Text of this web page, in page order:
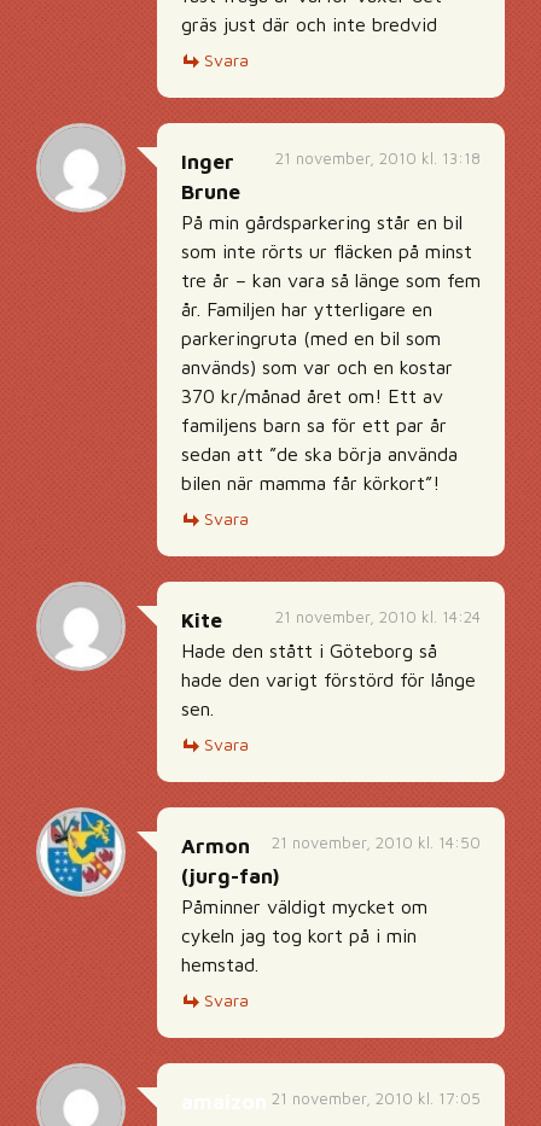
gräs just där och inte bredvid
Svara
21 november, 2010 kl. 13:18
Inger
Brune
På min gårdsparkering står en bil
som inte rörts ur fläcken på minst
tre år – kan vara så länge som fem
år. Familjen har ytterligare en
parkeringruta (med en bil som
används) som var och en kostar
370 kr/månad året om! Ett av
familjens barn sa för ett par år
sedan att ”de ska börja använda
bilen när mamma får körkort”!
Svara
21 november, 2010 kl. 14:24
Kite
Hade den stått i Göteborg så
hade den varigt förstörd för långe
sen.
Svara
21 november, 2010 kl. 14:50
Armon
(jurg-fan)
Påminner väldigt mycket om
cykeln jag tog kort på i min
hemstad.
Svara
21 november, 2010 kl. 17:05